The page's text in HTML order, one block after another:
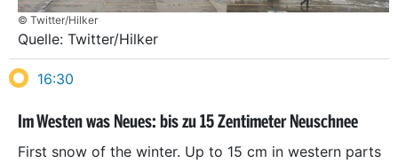
© Twitter/Hilker
Quelle: Twitter/Hilker
16:30
Im Westen was Neues: bis zu 15 Zentimeter Neuschnee
First snow of the winter. Up to 15 cm in western parts